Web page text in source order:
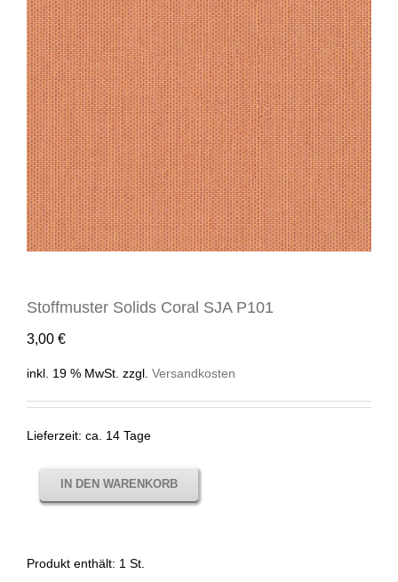
Stoffmuster Solids Coral SJA P101
3,00 €
inkl. 19 % MwSt. zzgl. Versandkosten
Lieferzeit: ca. 14 Tage
IN DEN WARENKORB
Produkt enthält: 1 St.